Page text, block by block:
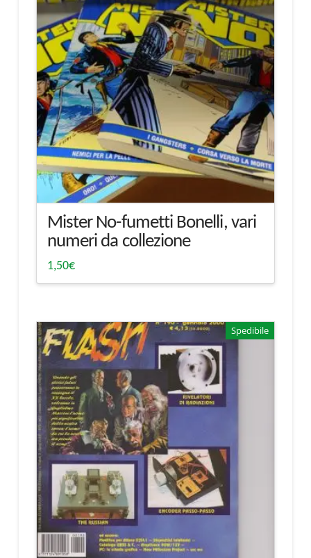
Mister No-fumetti Bonelli, vari
numeri da collezione
1,50€
Spedibile